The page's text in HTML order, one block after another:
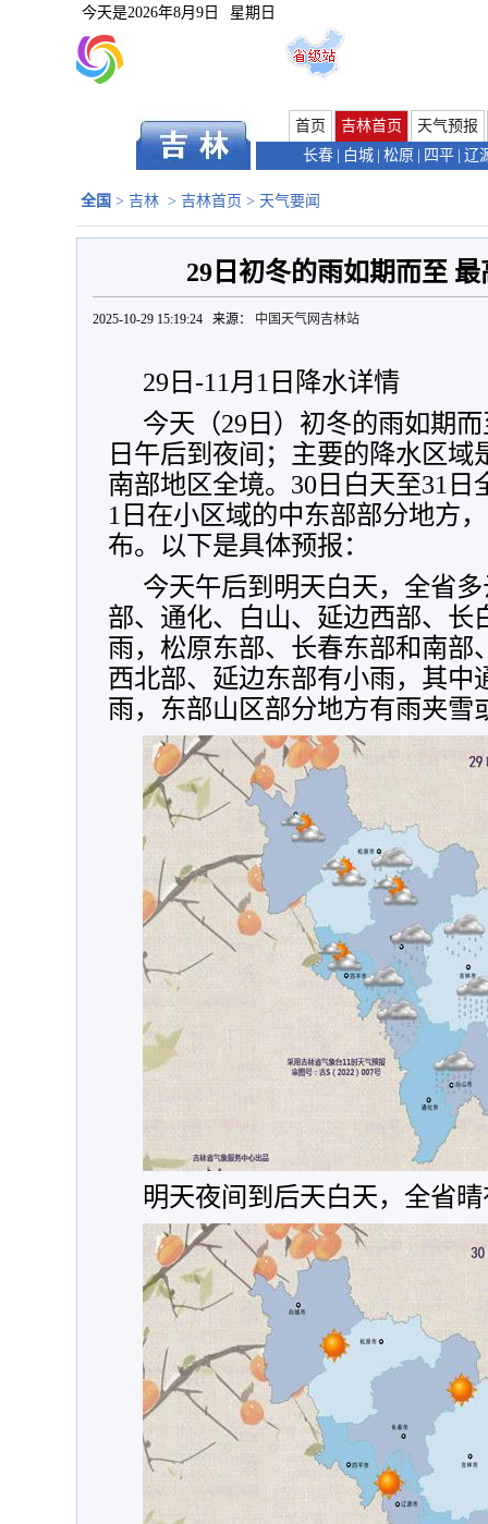
今天是2026年8月9日 星期日
首页 吉林首页
天气预报
长春
白城 松原 四平 辽
全国 > 吉林 > 吉林首页 > 天气要闻
29日初冬的雨如期而至
2025-10-29 15:19:24 来源： 中国天气网吉林站
29日-11月1日降水详情
今天（29日）初冬的雨如期
日午后到夜间；主要的降水区
南部地区全境。30日白天至31日
1日在小区域的中东部部分地方
布。以下是具体预报：
今天午后到明天白天，全省
部、通化、白山、延边西部、长
雨，松原东部、长春东部和南部
西北部、延边东部有小雨，其中
雨，东部山区部分地方有雨夹雪
明天夜间到后天白天，全省